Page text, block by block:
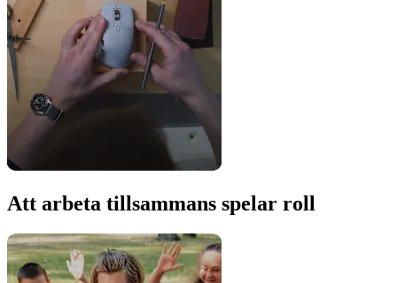
Att arbeta tillsammans spelar roll